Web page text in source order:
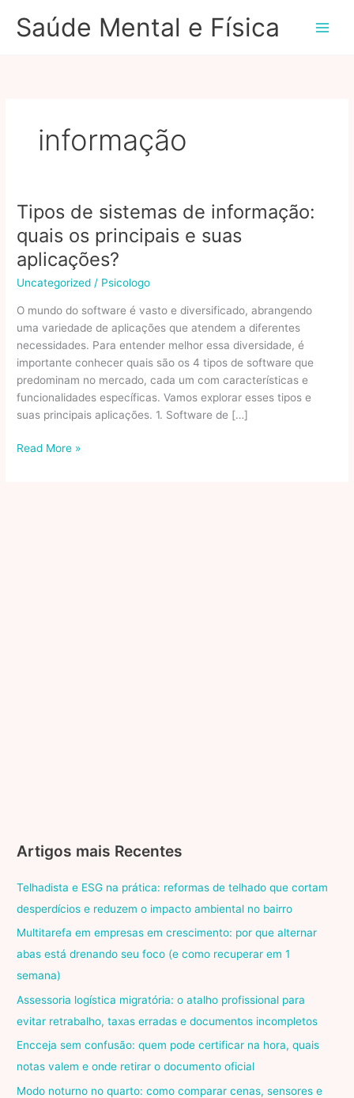
paraSaúde Mental e Física
informação
Tipos de sistemas de informação:
quais os principais e suas
aplicações?
Uncategorized / Psicologo
O mundo do software é vasto e diversificado, abrangendo
uma variedade de aplicações que atendem a diferentes
necessidades. Para entender melhor essa diversidade, é
importante conhecer quais são os 4 tipos de software que
predominam no mercado, cada um com características e
funcionalidades específicas. Vamos explorar esses tipos e
suas principais aplicações. 1. Software de […]
Tipos
Read More »
Artigos mais Recentes
Telhadista e ESG na prática: reformas de telhado que cortam
desperdícios e reduzem o impacto ambiental no bairro
Multitarefa em empresas em crescimento: por que alternar
abas está drenando seu foco (e como recuperar em 1
semana)
Assessoria logística migratória: o atalho profissional para
evitar retrabalho, taxas erradas e documentos incompletos
Encceja sem confusão: quem pode certificar na hora, quais
notas valem e onde retirar o documento oficial
Modo noturno no quarto: como comparar cenas, sensores e